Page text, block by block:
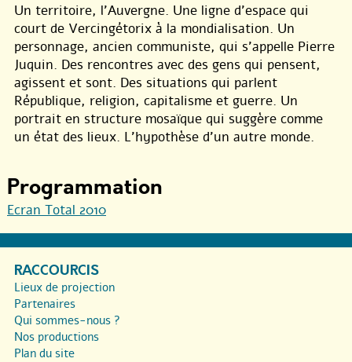
Un territoire, l’Auvergne. Une ligne d’espace qui
court de Vercingétorix à la mondialisation. Un
personnage, ancien communiste, qui s’appelle Pierre
Juquin. Des rencontres avec des gens qui pensent,
agissent et sont. Des situations qui parlent
République, religion, capitalisme et guerre. Un
portrait en structure mosaïque qui suggère comme
un état des lieux. L’hypothèse d’un autre monde.
Programmation
Ecran Total 2010
RACCOURCIS
Lieux de projection
Partenaires
Qui sommes-nous ?
Nos productions
Plan du site